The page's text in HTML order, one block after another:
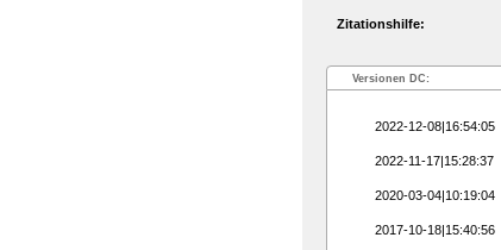
Zitationshilfe:
Versionen DC:
2022-12-08|16:54:05
2022-11-17|15:28:37
2020-03-04|10:19:04
2017-10-18|15:40:56